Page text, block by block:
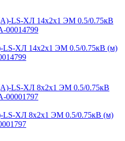
ХЛ 14х2х1 ЭМ 0.5/0.75кВ (м)
ХЛ 8х2х1 ЭМ 0.5/0.75кВ (м)